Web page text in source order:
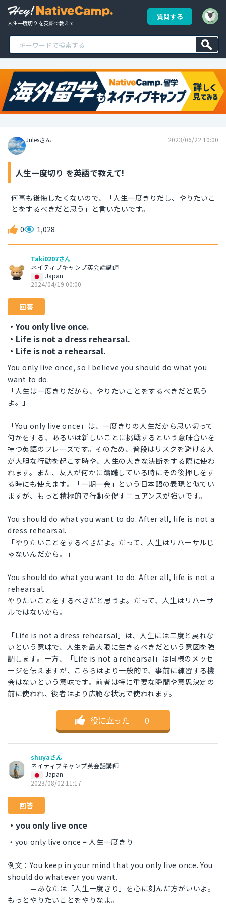
人生一度切り を英語で教えて!
質問する
Julesさん 2023/06/22 10:00
人生一度切り を英語で教えて!
何事も後悔したくないので、「人生一度きりだし、やりたいこ
とをするべきだと思う」と言いたいです。
0 1,028
Taki0207さん
ネイティブキャンプ英会話講師
Japan
2024/04/19 00:00
回答
・You only live once.
・Life is not a dress rehearsal.
・Life is not a rehearsal.
You only live once, so I believe you should do what you
want to do.
「人生は一度きりだから、やりたいことをするべきだと思う
よ。」
「You only live once」は、一度きりの人生だから思い切って
何かをする、あるいは新しいことに挑戦するという意味合いを
持つ英語のフレーズです。そのため、普段はリスクを避ける人
が大胆な行動を起こす時や、人生の大きな決断をする際に使わ
れます。また、友人が何かに躊躇している時にその後押しをす
る時にも使えます。「一期一会」という日本語の表現と似てい
ますが、もっと積極的で行動を促すニュアンスが強いです。
You should do what you want to do. After all, life is not a
dress rehearsal.
「やりたいことをするべきだよ。だって、人生はリハーサルじ
ゃないんだから。」
You should do what you want to do. After all, life is not a
rehearsal.
やりたいことをするべきだと思うよ。だって、人生はリハーサ
ルではないから。
「Life is not a dress rehearsal」は、人生には二度と戻れな
いという意味で、人生を最大限に生きるべきだという意図を強
調します。一方、「Life is not a rehearsal」は同様のメッセ
ージを伝えますが、こちらはより一般的で、事前に練習する機
会はないという意味です。前者は特に重要な瞬間や意思決定の
前に使われ、後者はより広範な状況で使われます。
役に立った ｜ 0
shuyaさん
ネイティブキャンプ英会話講師
Japan
2023/08/02 11:17
回答
・you only live once
・you only live once = 人生一度きり
例文：You keep in your mind that you only live once. You
should do whatever you want.
＝あなたは「人生一度きり」を心に刻んだ方がいいよ。
もっとやりたいことをやりなよ。